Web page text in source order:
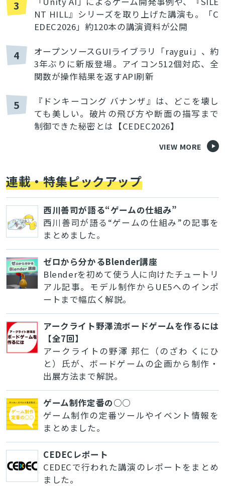
3
NT HILL』シリーズを取り上げた講演も。「C
EDEC2026」約120本の講演資料が公開
4
オープンソースGUIライブラリ「raygui」、約
3年ぶりに新版登場。アイコン512個対応、全
関数が操作結果を返すAPI刷新
5
『ドンキーコング バナンザ』は、どこを壊し
ても美しい。破片の飛び方や断面の描写まで
制御できた秘密とは【CEDEC2026】
VIEW MORE
連載・特集ピックアップ
西川善司が語る“ゲームの仕組み”
西川善司が語る“ゲームの仕組み”の記事を
まとめました。
ゼロから分かるBlender講座
Blenderを初めて使う人に向けたチュートリ
アル記事。モデル制作からUE5へのインポ
ートまで幅広く解説。
アークライト野澤流ボードゲームを作るには
【全7回】
アークライトの野澤 邦仁（のざわ くにひ
と）氏が、ボードゲームの企画から制作・
出展方法まで解説。
ゲーム制作定番の○○
ゲーム制作の定番ツールやイベント情報を
まとめました。
CEDECレポート
CEDECで行われた講演のレポートをまとめ
ました。
とじる